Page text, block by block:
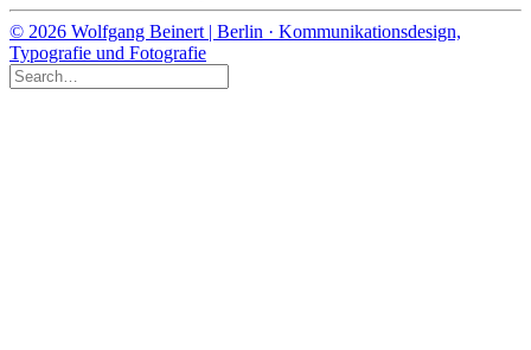
© 2026 Wolfgang Beinert | Berlin · Kommunikationsdesign,
Typografie und Fotografie